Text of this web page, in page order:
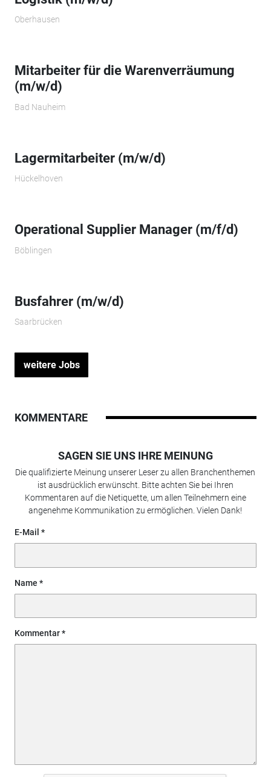
Oberhausen
Mitarbeiter für die Warenverräumung
(m/w/d)
Bad Nauheim
Lagermitarbeiter (m/w/d)
Hückelhoven
Operational Supplier Manager​ (m/f/d)
Böblingen
Busfahrer (m/w/d)
Saarbrücken
weitere Jobs
KOMMENTARE
SAGEN SIE UNS IHRE MEINUNG
Die qualifizierte Meinung unserer Leser zu allen Branchenthemen
ist ausdrücklich erwünscht. Bitte achten Sie bei Ihren
Kommentaren auf die Netiquette, um allen Teilnehmern eine
angenehme Kommunikation zu ermöglichen. Vielen Dank!
E-Mail
Name
Kommentar